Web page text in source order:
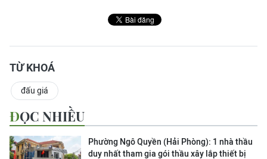
TỪ KHOÁ
đấu giá
ĐỌC NHIỀU
Phường Ngô Quyền (Hải Phòng): 1 nhà thầu
duy nhất tham gia gói thầu xây lắp thiết bị